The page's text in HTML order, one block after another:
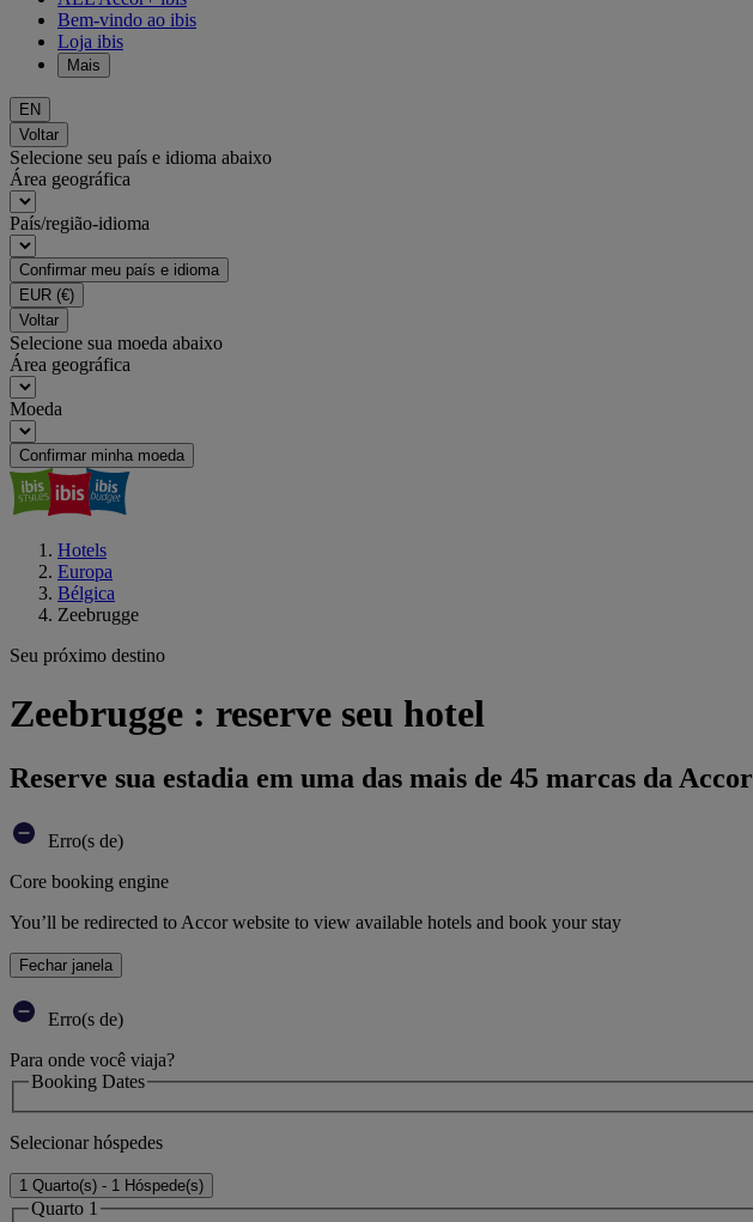
Bem-vindo ao ibis
Loja ibis
Mais
EN
Voltar
Selecione seu país e idioma abaixo
Área geográfica
País/região-idioma
Confirmar meu país e idioma
EUR (€)
Voltar
Selecione sua moeda abaixo
Área geográfica
Moeda
Confirmar minha moeda
Hotels
Europa
Bélgica
Zeebrugge
Seu próximo destino
Zeebrugge : reserve seu hotel
Reserve sua estadia em uma das mais de 45 marcas da Accor
Erro(s de)
Core booking engine
You’ll be redirected to Accor website to view available hotels and book your stay
Fechar janela
Erro(s de)
Para onde você viaja?
Booking Dates
Selecionar hóspedes
1 Quarto(s) - 1 Hóspede(s)
Quarto 1